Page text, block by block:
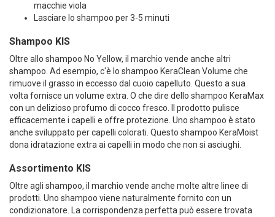
macchie viola
Lasciare lo shampoo per 3-5 minuti
Shampoo KIS
Oltre allo shampoo No Yellow, il marchio vende anche altri
shampoo. Ad esempio, c'è lo shampoo KeraClean Volume che
rimuove il grasso in eccesso dal cuoio capelluto. Questo a sua
volta fornisce un volume extra. O che dire dello shampoo KeraMax
con un delizioso profumo di cocco fresco. Il prodotto pulisce
efficacemente i capelli e offre protezione. Uno shampoo è stato
anche sviluppato per capelli colorati. Questo shampoo KeraMoist
dona idratazione extra ai capelli in modo che non si asciughi.
Assortimento KIS
Oltre agli shampoo, il marchio vende anche molte altre linee di
prodotti. Uno shampoo viene naturalmente fornito con un
condizionatore. La corrispondenza perfetta può essere trovata